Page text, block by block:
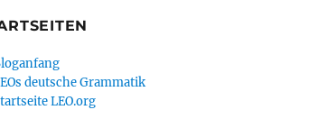
deutsche Grammatik
LEO.org